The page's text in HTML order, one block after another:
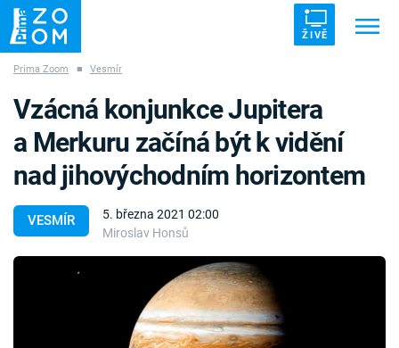
ŽIVĚ
ZÁHADY VETŘELCI DÁVNOVĚKU
Témata
Prima Zoom ■ Vesmír
VESMÍR
5. března 2021 02:00
Miroslav Honsů
Vzácná konjunkce Jupitera
a Merkuru začíná být k vidění
nad jihovýchodním horizontem